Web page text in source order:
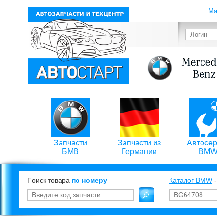
Запчасти
БМВ
Запчасти из
Германии
Поиск товара по номеру Каталог BMW